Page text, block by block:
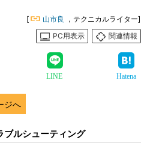
[ 山市良
，テクニカルライター]
PC用表示
関連情報
LINE Hatena
ジへ
ブルシューティング